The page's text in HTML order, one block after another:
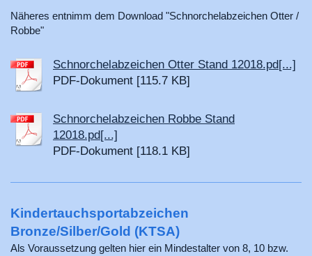
Näheres entnimm dem Download "Schnorchelabzeichen Otter /
Robbe"
Schnorchelabzeichen Otter Stand 12018.pd[...]
PDF-Dokument [115.7 KB]
Schnorchelabzeichen Robbe Stand
12018.pd[...]
PDF-Dokument [118.1 KB]
Kindertauchsportabzeichen
Bronze/Silber/Gold (KTSA)
Als Voraussetzung gelten hier ein Mindestalter von 8, 10 bzw.